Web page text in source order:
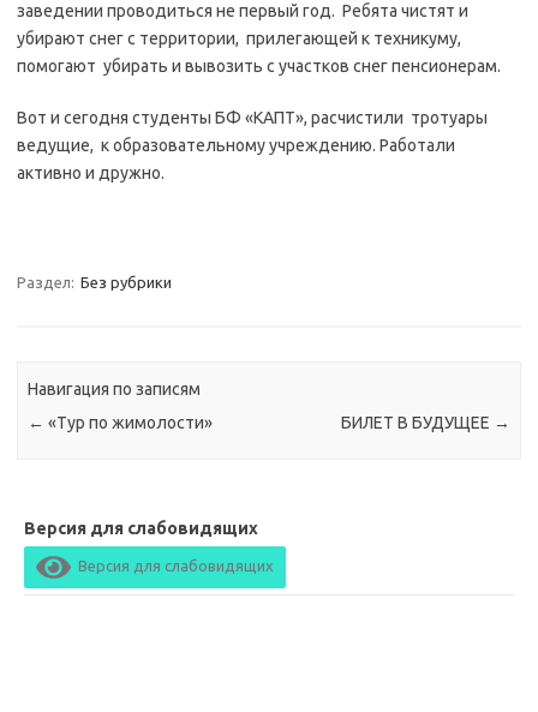
заведении проводиться не первый год. Ребята чистят и
убирают снег с территории, прилегающей к техникуму,
помогают убирать и вывозить с участков снег пенсионерам.
Вот и сегодня студенты БФ «КАПТ», расчистили тротуары
ведущие, к образовательному учреждению. Работали
активно и дружно.
Раздел: Без рубрики
Навигация по записям
← «Тур по жимолости» БИЛЕТ В БУДУЩЕЕ →
Версия для слабовидящих
Версия для слабовидящих